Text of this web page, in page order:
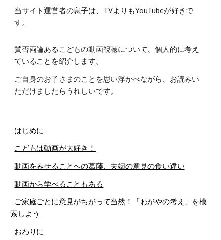
当サイト運営者の息子は、TVよりもYouTubeが好きで
す。
賛否両論あるこどもの動画視聴について、個人的に考え
ていることを紹介します。
ご自身のお子さまのことを思い浮かべながら、お読みい
ただけましたらうれしいです。
はじめに
こどもは動画が大好き！
動画をみせることへの葛藤、夫婦の意見の食い違い
動画から学べることもある
ご家庭ごとに意見がちがって当然！「わがやの考え」を模
索しよう
おわりに